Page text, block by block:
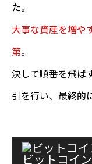
た。
大事な資産を増や
第。
決して順番を飛ば
引を行い、最終的
ビットコイ